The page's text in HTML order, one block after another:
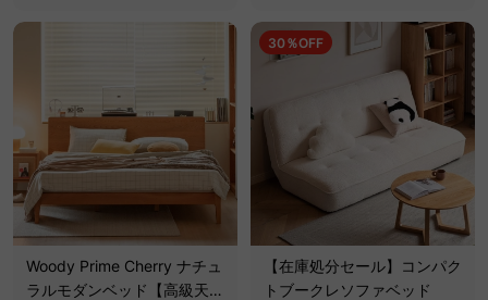
Woody Prime Cherry ナチュ
ラルモダンベッド【高級天然
30％OFF
【在庫処分セール】コンパク
トブークレソファベッド